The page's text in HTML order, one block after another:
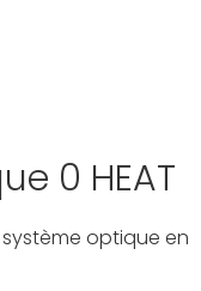
0 HEAT
optique en